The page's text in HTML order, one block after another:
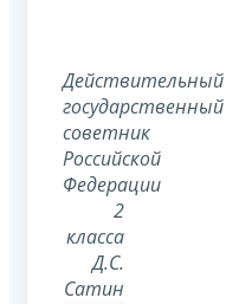
Действительный
государственный
советник
Российской
Федерации
2
класса
Д.С.
Сатин